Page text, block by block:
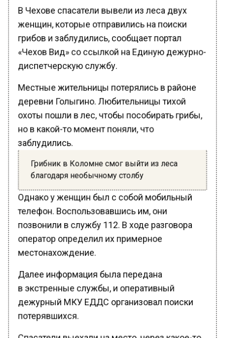
женщин, которые отправились на поиски
грибов и заблудились, сообщает портал
«Чехов Вид» со ссылкой на Единую дежурно-
диспетчерскую службу.
Местные жительницы потерялись в районе
деревни Голыгино. Любительницы тихой
охоты пошли в лес, чтобы пособирать грибы,
но в какой-то момент поняли, что
заблудились.
Грибник в Коломне смог выйти из леса
благодаря необычному столбу
Однако у женщин был с собой мобильный
телефон. Воспользовавшись им, они
позвонили в службу 112. В ходе разговора
оператор определил их примерное
местонахождение.
Далее информация была передана
в экстренные службы, и оперативный
дежурный МКУ ЕДДС организовал поиски
потерявшихся.